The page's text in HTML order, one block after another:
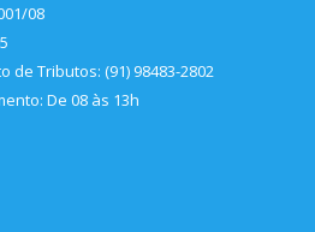
08
de Tributos: (91) 98483-2802
De 08 às 13h